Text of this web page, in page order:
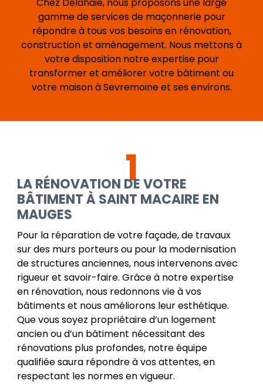
Chez Delahaie, nous proposons une large
gamme de services de maçonnerie pour
répondre à tous vos besoins en rénovation,
construction et aménagement. Nous mettons à
votre disposition notre expertise pour
transformer et améliorer votre bâtiment ou
votre maison à Sevremoine et ses environs.
1
LA RÉNOVATION DE VOTRE
BÂTIMENT À SAINT MACAIRE EN
MAUGES
Pour la réparation de votre façade, de travaux
sur des murs porteurs ou pour la modernisation
de structures anciennes, nous intervenons avec
rigueur et savoir-faire. Grâce à notre expertise
en rénovation, nous redonnons vie à vos
bâtiments et nous améliorons leur esthétique.
Que vous soyez propriétaire d’un logement
ancien ou d’un bâtiment nécessitant des
rénovations plus profondes, notre équipe
qualifiée saura répondre à vos attentes, en
respectant les normes en vigueur.